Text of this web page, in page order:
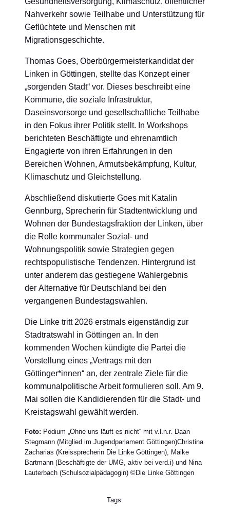
Nahverkehr sowie Teilhabe und Unterstützung für
Geflüchtete und Menschen mit
Migrationsgeschichte.
Thomas Goes, Oberbürgermeisterkandidat der
Linken in Göttingen, stellte das Konzept einer
„sorgenden Stadt“ vor. Dieses beschreibt eine
Kommune, die soziale Infrastruktur,
Daseinsvorsorge und gesellschaftliche Teilhabe
in den Fokus ihrer Politik stellt. In Workshops
berichteten Beschäftigte und ehrenamtlich
Engagierte von ihren Erfahrungen in den
Bereichen Wohnen, Armutsbekämpfung, Kultur,
Klimaschutz und Gleichstellung.
Abschließend diskutierte Goes mit Katalin
Gennburg, Sprecherin für Stadtentwicklung und
Wohnen der Bundestagsfraktion der Linken, über
die Rolle kommunaler Sozial- und
Wohnungspolitik sowie Strategien gegen
rechtspopulistische Tendenzen. Hintergrund ist
unter anderem das gestiegene Wahlergebnis
der Alternative für Deutschland bei den
vergangenen Bundestagswahlen.
Die Linke tritt 2026 erstmals eigenständig zur
Stadtratswahl in Göttingen an. In den
kommenden Wochen kündigte die Partei die
Vorstellung eines „Vertrags mit den
Göttinger*innen“ an, der zentrale Ziele für die
kommunalpolitische Arbeit formulieren soll. Am 9.
Mai sollen die Kandidierenden für die Stadt- und
Kreistagswahl gewählt werden.
Foto: Podium „Ohne uns läuft es nicht“ mit v.l.n.r. Daan
Stegmann (Mitglied im Jugendparlament Göttingen)Christina
Zacharias (Kreissprecherin Die Linke Göttingen), Maike
Bartmann (Beschäftigte der UMG, aktiv bei verd.i) und Nina
Lauterbach (Schulsozialpädagogin) ©Die Linke Göttingen
Tags: